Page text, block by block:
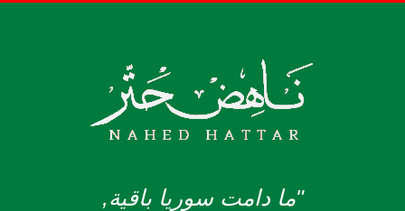
"ما دامت سوريا باقية,